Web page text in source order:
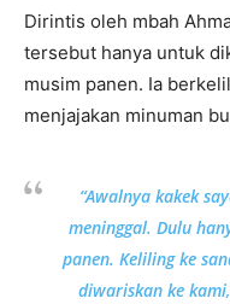
Dirintis oleh mbah
tersebut hanya untuk
musim panen. Ia
menjajakan minuman
“Awalnya kakek
meninggal. Dulu
panen. Keliling ke
diwariskan ke